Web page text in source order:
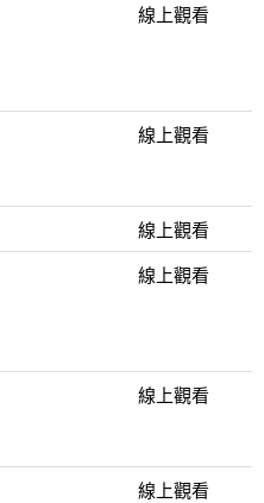
線上觀看
線上觀看
線上觀看
線上觀看
線上觀看
線上觀看